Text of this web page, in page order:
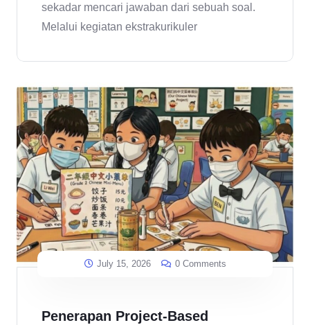
sekadar mencari jawaban dari sebuah soal.
Melalui kegiatan ekstrakurikuler
July 15, 2026 0 Comments
Penerapan Project-Based